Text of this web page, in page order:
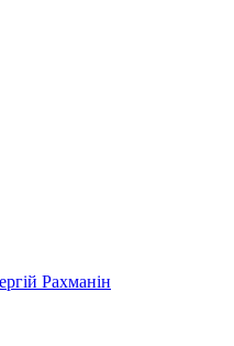
Рахманін